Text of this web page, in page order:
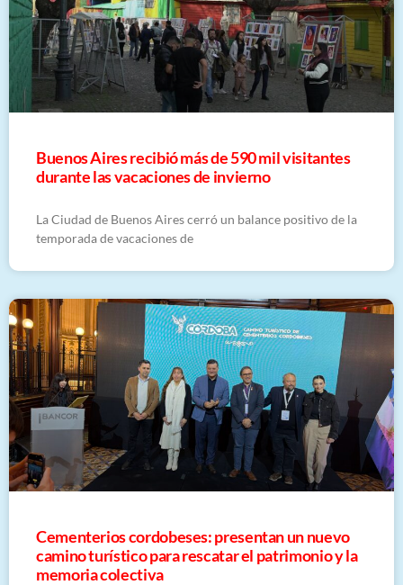
Buenos Aires recibió más de 590 mil visitantes
durante las vacaciones de invierno
La Ciudad de Buenos Aires cerró un balance positivo de la
temporada de vacaciones de
Cementerios cordobeses: presentan un nuevo
camino turístico para rescatar el patrimonio y la
memoria colectiva